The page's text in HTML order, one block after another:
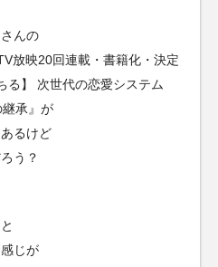
んの
放映20回連載・書籍化・決定
る】 次世代の恋愛システム
継承』が
るけど
う？
じが